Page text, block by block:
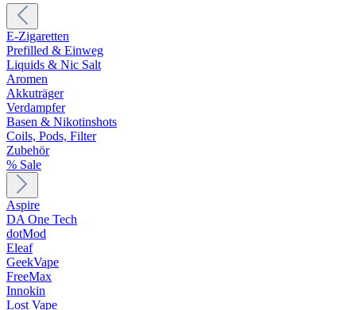
E-Zigaretten
Prefilled & Einweg
Liquids & Nic Salt
Aromen
Akkuträger
Verdampfer
Basen & Nikotinshots
Coils, Pods, Filter
Zubehör
% Sale
Aspire
DA One Tech
dotMod
Eleaf
GeekVape
FreeMax
Innokin
Lost Vape